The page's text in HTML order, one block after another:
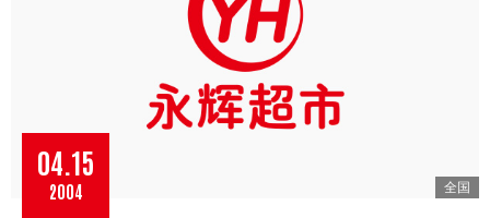
全国
04.15
2004